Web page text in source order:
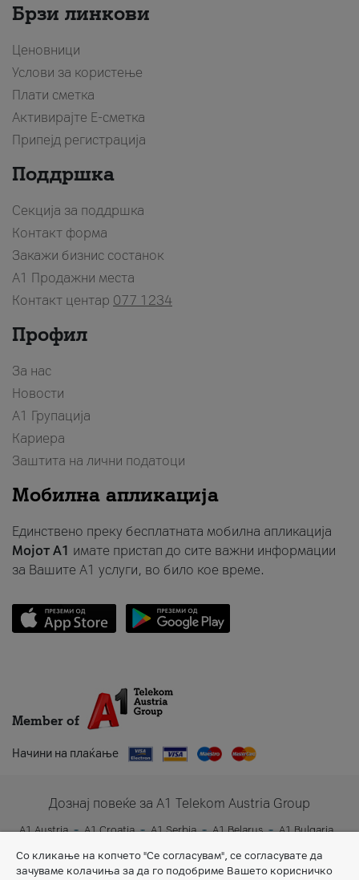
Брзи линкови
Ценовници
Услови за користење
Плати сметка
Активирајте Е-сметка
Припејд регистрација
Поддршка
Секција за поддршка
Контакт форма
Закажи бизнис состанок
A1 Продажни места
Контакт центар 077 1234
Профил
За нас
Новости
А1 Групација
Кариера
Заштита на лични податоци
Мобилна апликација
Единствено преку бесплатната мобилна апликација
Мојот A1 имате пристап до сите важни информации
за Вашите A1 услуги, во било кое време.
Member of
Начини на плаќање
Дознај повеќе за A1 Telekom Austria Group
A1 Austria A1 Croatia A1 Serbia A1 Belarus
A1 Bulgaria
A1 Slovenia
A1 Digital
Со кликање на копчето "Се согласувам", се согласувате да
зачуваме колачиња за да го подобриме Вашето корисничко